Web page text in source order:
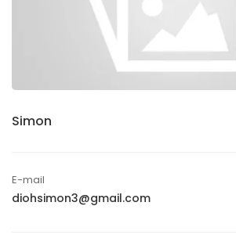
Simon
E-mail
diohsimon3@gmail.com